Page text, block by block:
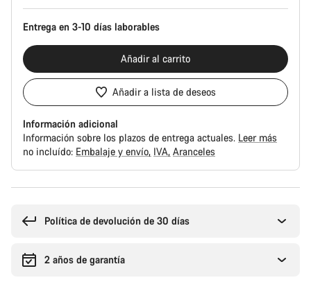
Entrega en 3-10 días laborables
Añadir al carrito
Añadir a lista de deseos
Información adicional
Información sobre los plazos de entrega actuales. Leer más
no incluído: Embalaje y envío IVA Aranceles
compra
Política de devolución de 30 días
2 años de garantía